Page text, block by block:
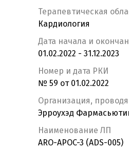
Терапевтическая
Кардиология
Дата начала и
01.02.2022 - 31.12.2023
Номер и дата РКИ
№ 59 от 01.02.2022
Организация,
Эрроухэд
Наименование ЛП
ARO-APOC-3 (ADS-005)